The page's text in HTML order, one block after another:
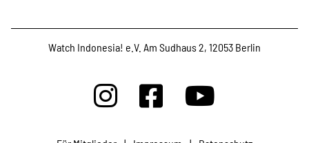
Watch Indonesia! e.V. Am Sudhaus 2, 12053 Berlin